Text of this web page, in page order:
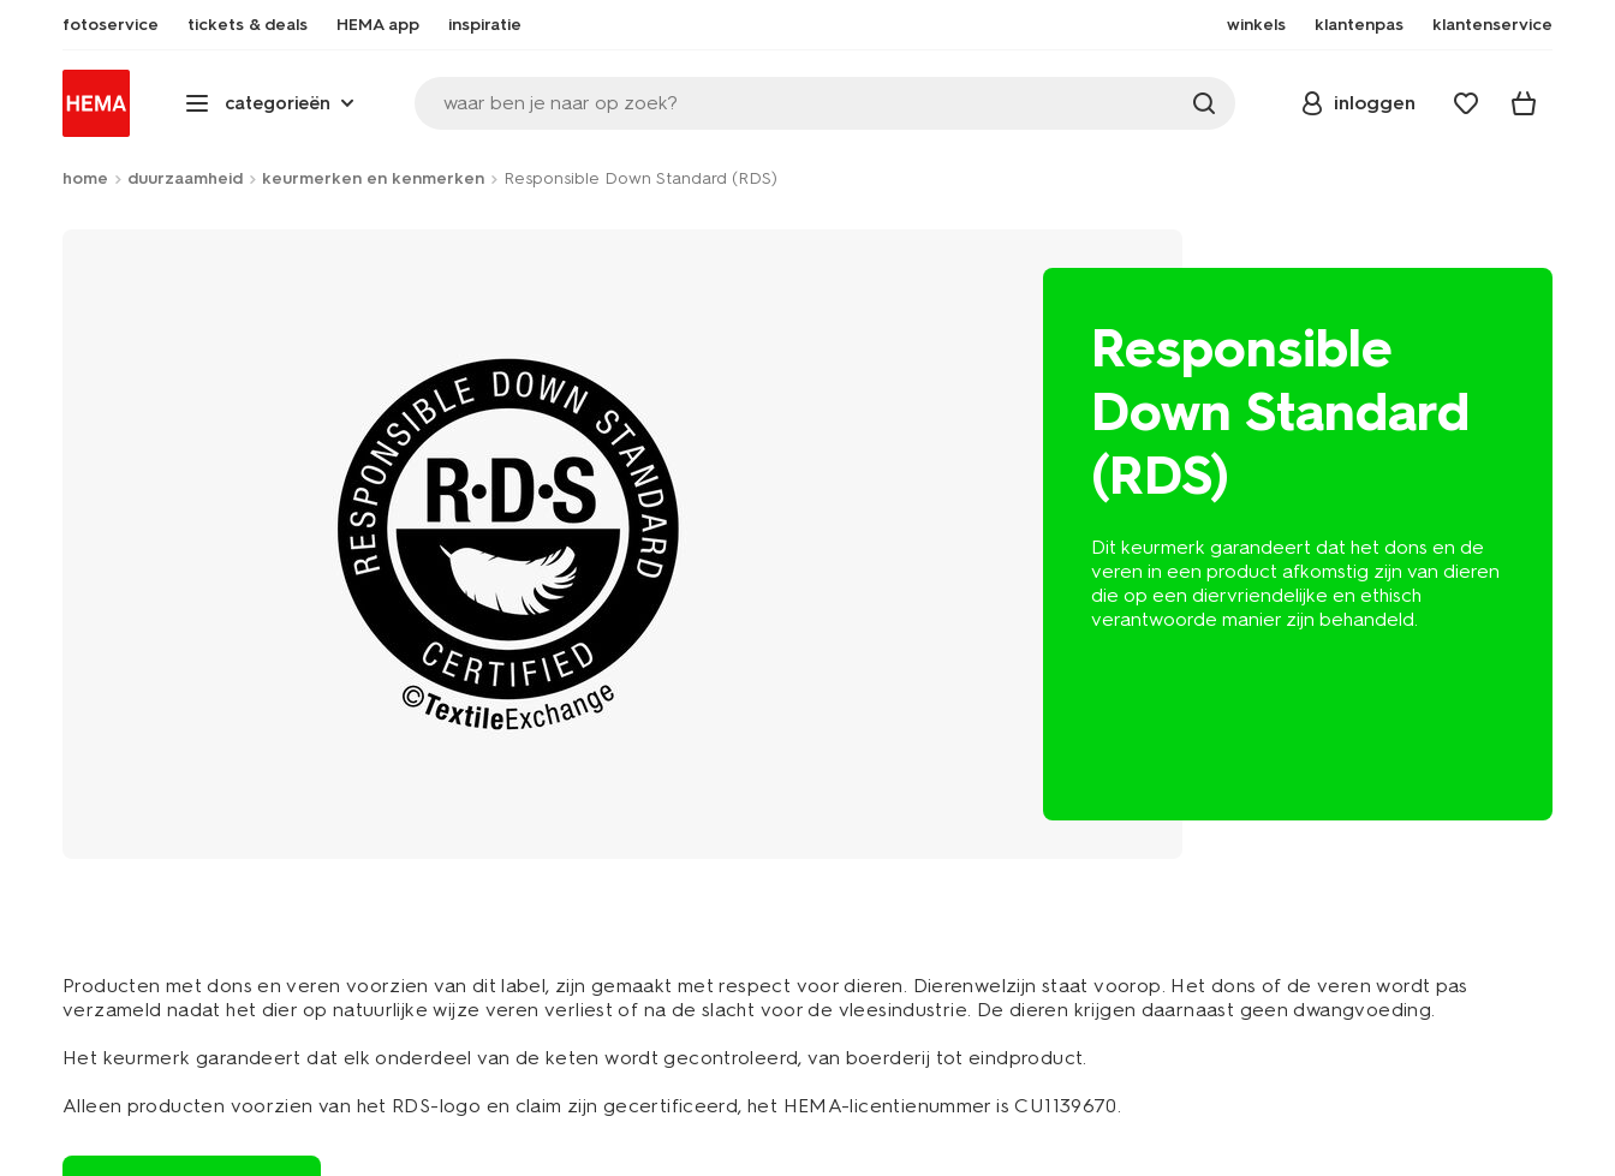
fotoservice tickets & deals HEMA app inspiratie winkels klantenpas klantenservice
categorieën waar ben je naar op zoek? inloggen
home duurzaamheid keurmerken en kenmerken Responsible Down Standard (RDS)
Responsible
Down Standard
(RDS)
Dit keurmerk garandeert dat het dons en de
veren in een product afkomstig zijn van dieren
die op een diervriendelijke en ethisch
verantwoorde manier zijn behandeld.
Producten met dons en veren voorzien van dit label, zijn gemaakt met respect voor dieren. Dierenwelzijn staat voorop. Het dons of de veren wordt pas
verzameld nadat het dier op natuurlijke wijze veren verliest of na de slacht voor de vleesindustrie. De dieren krijgen daarnaast geen dwangvoeding.
Het keurmerk garandeert dat elk onderdeel van de keten wordt gecontroleerd, van boerderij tot eindproduct.
Alleen producten voorzien van het RDS-logo en claim zijn gecertificeerd, het HEMA-licentienummer is CU1139670.